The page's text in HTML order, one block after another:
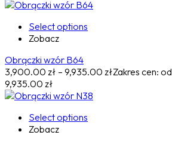
Select options
Zobacz
Obrączki wzór B64
3,900.00 zł – 9,935.00 złZakres cen:
9,935.00 zł
Select options
Zobacz